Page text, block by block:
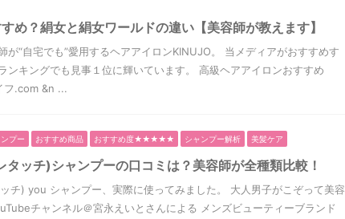
め？絹女と絹女ワールドの違い【美容師が教えます】
が“自宅でも”愛用するヘアアイロンKINUJO。 当メディアがおすすめす
ンキングでも見事１位に輝いています。 高級ヘアアイロンおすすめ
フ.com &n ...
プー おすすめ商品 おすすめ度★★★★★ シャンプー解析 美髪ケア
ッチ)シャンプーの口コミは？美容師が全種類比較！
チ) you シャンプー、実際に使ってみました。 大人男子がこぞって美容
チャンネル＠宮永えいとさんによる メンズビューティーブランド